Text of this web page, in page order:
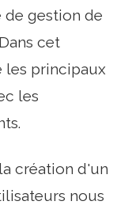
de gestion de
cet
les principaux
les
création d'un
nous